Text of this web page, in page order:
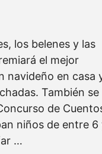
los belenes y las
el mejor
navideño en casa
También se
de
niños de entre 6
…